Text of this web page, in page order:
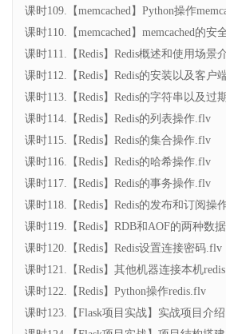
课时109.【memcached】Python操作
课时110.【memcached】memcached的安
课时111.【Redis】Redis概述和使用场景
课时112.【Redis】Redis的安装以及客户
课时113.【Redis】Redis的字符串以及过
课时114.【Redis】Redis的列表操作.flv
课时115.【Redis】Redis的集合操作.flv
课时116.【Redis】Redis的哈希操作.flv
课时117.【Redis】Redis的事务操作.flv
课时118.【Redis】Redis的发布和订阅操
课时119.【Redis】RDB和AOF的两种数
课时120.【Redis】Redis设置连接密码.flv
课时121.【Redis】其他机器连接本机
课时122.【Redis】Python操作redis.flv
课时123.【Flask项目实战】实战项目介